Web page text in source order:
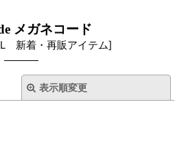
メガネコード
新着・再販アイテム]
表示順変更